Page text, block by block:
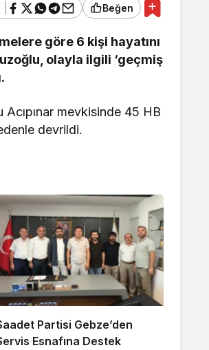
Beğen
göre 6 kişi hayatını
olayla ilgili ‘geçmiş
mevkisinde 45 HB
devrildi.
Partisi Gebze’den
Esnafına Destek
Güncel
Gebze Gazeteciler
Cemiyeti’nden